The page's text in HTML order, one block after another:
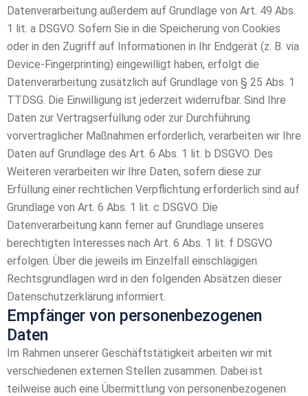
Datenverarbeitung außerdem auf Grundlage von Art. 49 Abs.
1 lit. a DSGVO. Sofern Sie in die Speicherung von Cookies
oder in den Zugriff auf Informationen in Ihr Endgerät (z. B. via
Device-Fingerprinting) eingewilligt haben, erfolgt die
Datenverarbeitung zusätzlich auf Grundlage von § 25 Abs. 1
TTDSG. Die Einwilligung ist jederzeit widerrufbar. Sind Ihre
Daten zur Vertragserfüllung oder zur Durchführung
vorvertraglicher Maßnahmen erforderlich, verarbeiten wir Ihre
Daten auf Grundlage des Art. 6 Abs. 1 lit. b DSGVO. Des
Weiteren verarbeiten wir Ihre Daten, sofern diese zur
Erfüllung einer rechtlichen Verpflichtung erforderlich sind auf
Grundlage von Art. 6 Abs. 1 lit. c DSGVO. Die
Datenverarbeitung kann ferner auf Grundlage unseres
berechtigten Interesses nach Art. 6 Abs. 1 lit. f DSGVO
erfolgen. Über die jeweils im Einzelfall einschlägigen
Rechtsgrundlagen wird in den folgenden Absätzen dieser
Datenschutzerklärung informiert.
Empfänger von personenbezogenen
Daten
Im Rahmen unserer Geschäftstätigkeit arbeiten wir mit
verschiedenen externen Stellen zusammen. Dabei ist
teilweise auch eine Übermittlung von personenbezogenen